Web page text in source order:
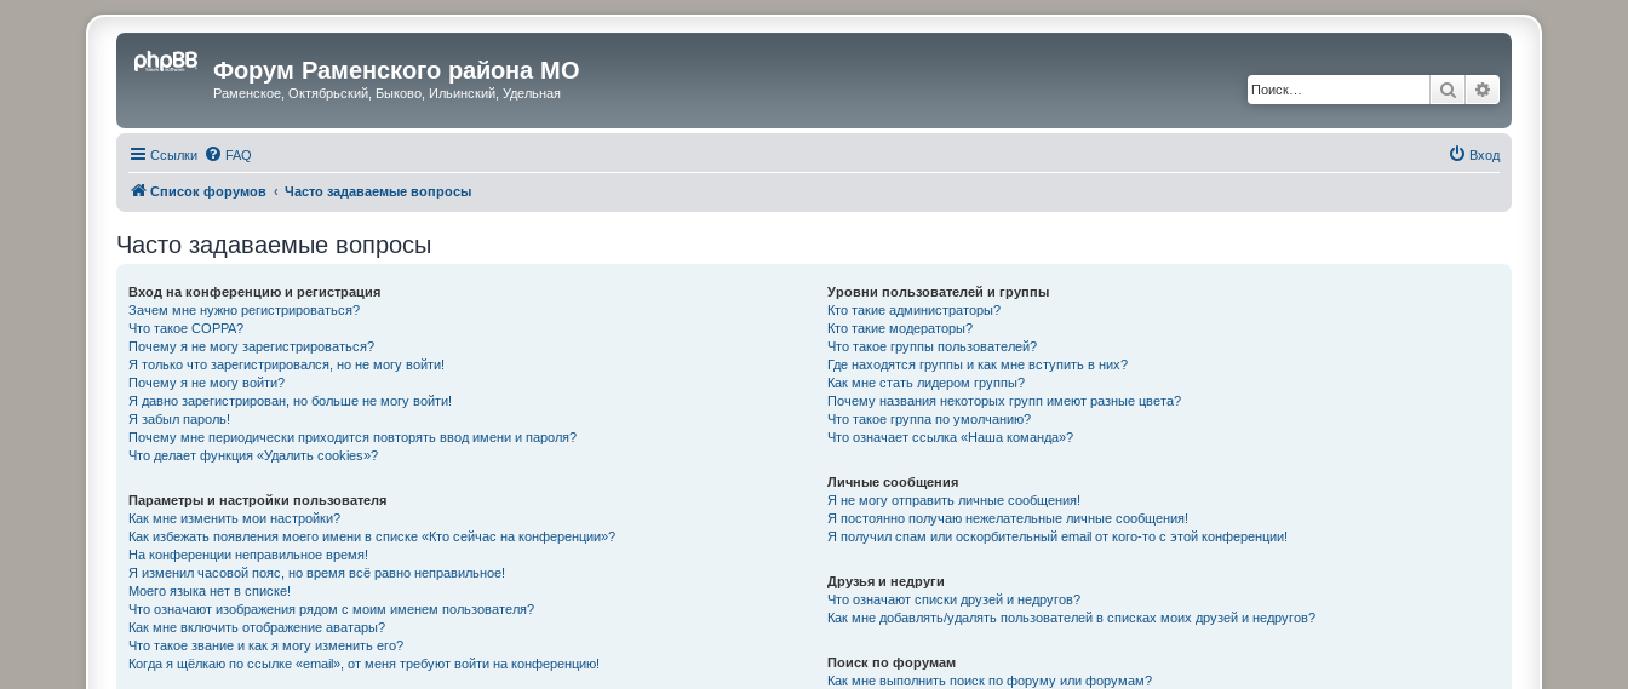
Форум Раменского района МО
Раменское, Октябрьский, Быково, Ильинский, Удельная Поиск
Ссылки FAQ Вход
Список форумов Часто задаваемые вопросы
Часто задаваемые вопросы
Вход на конференцию и регистрация
Зачем мне нужно регистрироваться?
Что такое COPPA?
Почему я не могу зарегистрироваться?
Я только что зарегистрировался, но не могу войти!
Почему я не могу войти?
Я давно зарегистрирован, но больше не могу войти!
Я забыл пароль!
Почему мне периодически приходится повторять ввод имени и пароля?
Что делает функция «Удалить cookies»?
Параметры и настройки пользователя
Как мне изменить мои настройки?
Как избежать появления моего имени в списке «Кто сейчас на конференции»?
На конференции неправильное время!
Я изменил часовой пояс, но время всё равно неправильное!
Моего языка нет в списке!
Что означают изображения рядом с моим именем пользователя?
Как мне включить отображение аватары?
Что такое звание и как я могу изменить его?
Когда я щёлкаю по ссылке «email», от меня требуют войти на конференцию!
Уровни пользователей и группы
Кто такие администраторы?
Кто такие модераторы?
Что такое группы пользователей?
Где находятся группы и как мне вступить в них?
Как мне стать лидером группы?
Почему названия некоторых групп имеют разные цвета?
Что такое группа по умолчанию?
Что означает ссылка «Наша команда»?
Личные сообщения
Я не могу отправить личные сообщения!
Я постоянно получаю нежелательные личные сообщения!
Я получил спам или оскорбительный email от кого-то с этой конференции!
Друзья и недруги
Что означают списки друзей и недругов?
Как мне добавлять/удалять пользователей в списках моих друзей и недругов?
Поиск по форумам
Как мне выполнить поиск по форуму или форумам?